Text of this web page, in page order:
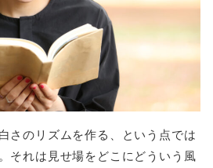
さのリズムを作る、という点では
それは見せ場をどこにどういう風